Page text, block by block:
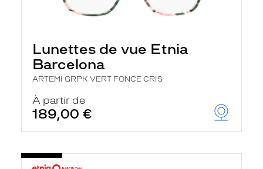
Lunettes de vue Etnia
Barcelona
ARTEMI GRPK VERT FONCE CRIS
À partir de
189,00 €